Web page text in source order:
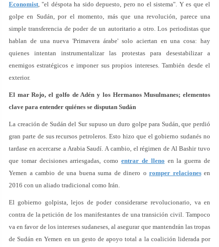
Economist, "el déspota ha sido depuesto, pero no el sistema". Y es que el
golpe en Sudán, por el momento, más que una revolución, parece una
simple transferencia de poder de un autoritario a otro. Los periodistas que
hablan de una nueva 'Primavera árabe' solo aciertan en una cosa: hay
quienes intentan instrumentalizar las protestas para desestabilizar a
enemigos estratégicos e imponer sus propios intereses. También desde el
exterior.
El mar Rojo, el golfo de Adén y los Hermanos Musulmanes; elementos
clave para entender quiénes se disputan Sudán
La creación de Sudán del Sur supuso un duro golpe para Sudán, que perdió
gran parte de sus recursos petroleros. Esto hizo que el gobierno sudanés no
tardase en acercarse a Arabia Saudí. A cambio, el régimen de Al Bashir tuvo
que tomar decisiones arriesgadas, comoentrar de lleno en la guerra de
Yemen a cambio de una buena suma de dinero o romper relacionesen
2016 con un aliado tradicional como Irán.
El gobierno golpista, lejos de poder considerarse revolucionario, va en
contra de la petición de los manifestantes de una transición civil. Tampoco
va en favor de los intereses sudaneses, al asegurar que mantendrán las tropas
de Sudán en Yemen en un gesto de apoyo total a la coalición liderada por